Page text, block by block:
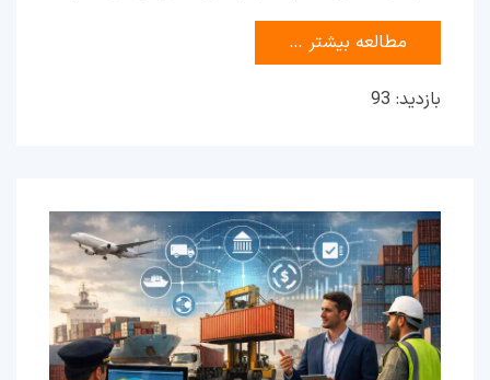
مطالعه بیشتر …
بازدید: 93